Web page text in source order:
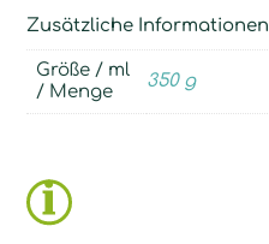
Zusätzliche Informationen
Größe / ml
/ Menge
350 g